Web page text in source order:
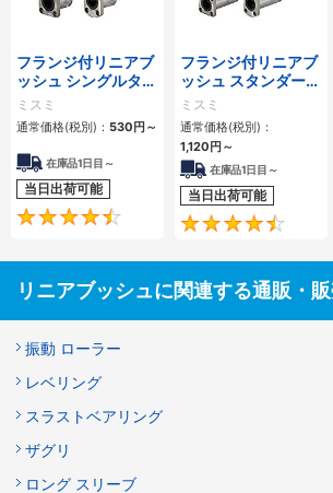
フランジ付リニアブ
ッシュ シングルタイ
プ/逆ザグリ穴タイ
プ
ミスミ
通常価格(税別)： 530 円 ～
在庫品1日目～
当日出荷可能
4.7
フランジ付リニアブ
ッシュ スタンダード
タイプ ダブル
ミスミ
通常価格(税別)：
1,120 円 ～
在庫品1日目～
当日出荷可能
リニアブッシュに関連する通販・
振動 ローラー
レベリング
スラストベアリング
ザグリ
ロング スリーブ